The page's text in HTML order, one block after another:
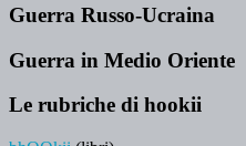
Guerra Russo-Ucraina
Guerra in Medio Oriente
Le rubriche di hookii